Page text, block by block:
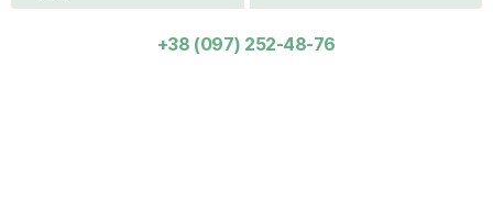
+38 (097) 252-48-76